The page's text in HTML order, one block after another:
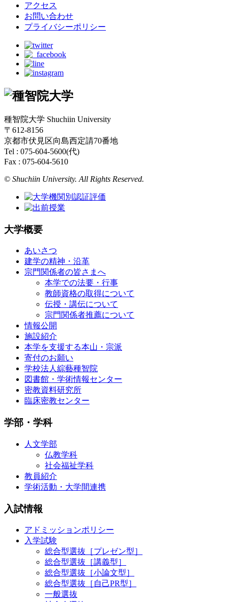
アクセス
お問い合わせ
プライバシーポリシー
種智院大学 Shuchiin University
〒612-8156
京都市伏見区向島西定請70番地
Tel : 075-604-5600(代)
Fax : 075-604-5610
© Shuchiin University. All Rights Reserved.
大学概要
あいさつ
建学の精神・沿革
宗門関係者の皆さまへ
本学での法要・行事
教師資格の取得について
伝授・講伝について
宗門関係者推薦について
情報公開
施設紹介
本学を支援する本山・宗派
寄付のお願い
学校法人綜藝種智院
図書館・学術情報センター
密教資料研究所
臨床密教センター
学部・学科
人文学部
仏教学科
社会福祉学科
教員紹介
学術活動・大学間連携
入試情報
アドミッションポリシー
入学試験
総合型選抜［プレゼン型］
総合型選抜［講義型］
総合型選抜［小論文型］
総合型選抜［自己PR型］
一般選抜